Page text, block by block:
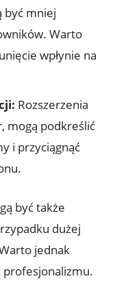
być mniej
Warto
wpłynie na
Rozszerzenia
mogą podkreślić
i przyciągnąć
być także
dużej
jednak
profesjonalizmu.